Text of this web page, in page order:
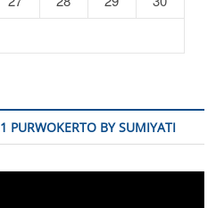
PURWOKERTO BY SUMIYATI